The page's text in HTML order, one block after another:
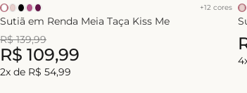
+12 cores
Sutiã em Renda Meia Taça Kiss Me
R$ 139,99
R$ 109,99
2x de R$ 54,99
4